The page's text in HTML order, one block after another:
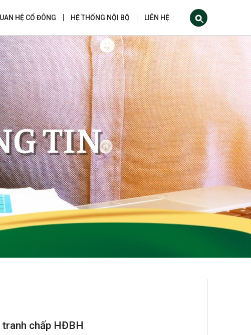
HỆ CỔ ĐÔNG HỆ THỐNG NỘI BỘ LIÊN HỆ
tranh chấp HĐBH